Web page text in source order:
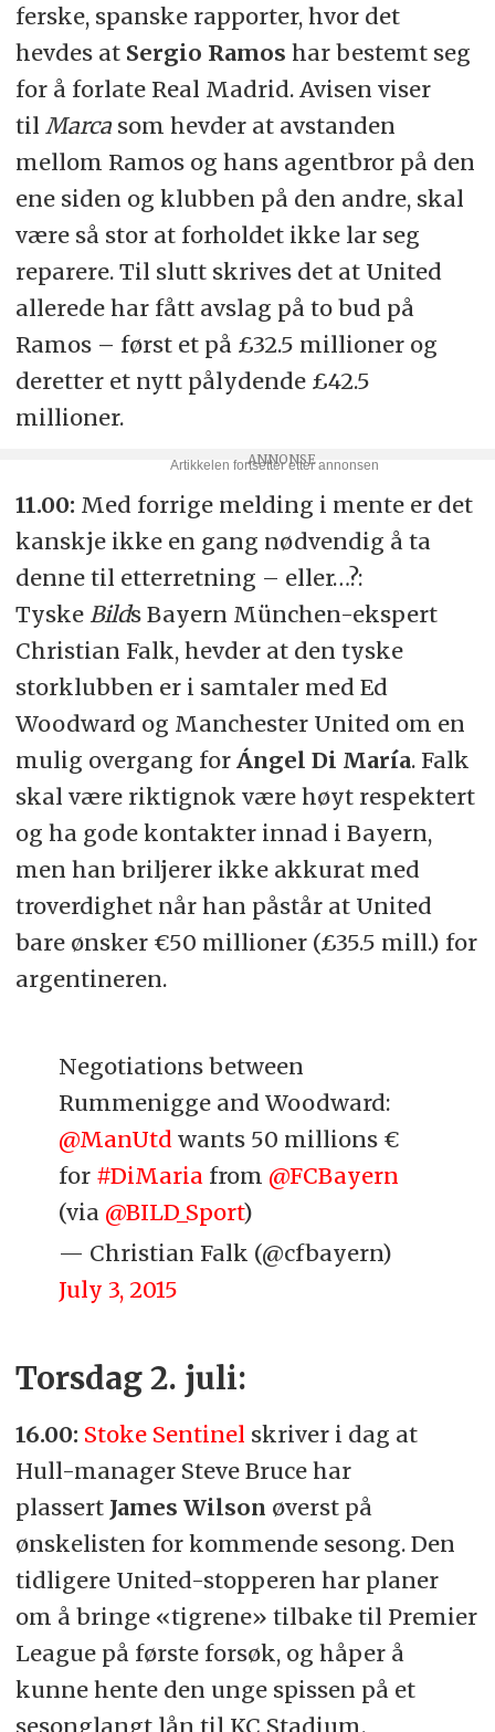
ferske, spanske rapporter, hvor det
hevdes at Sergio Ramos har bestemt seg
for å forlate Real Madrid. Avisen viser
til Marcasom hevder at avstanden
mellom Ramos og hans agentbror på den
ene siden og klubben på den andre, skal
være så stor at forholdet ikke lar seg
reparere. Til slutt skrives det at United
allerede har fått avslag på to bud på
Ramos – først et på £32.5 millioner og
deretter et nytt pålydende £42.5
millioner.
11.00: Med forrige melding i mente er det
kanskje ikke en gang nødvendig å ta
denne til etterretning – eller…?:
Tyske Bilds Bayern München-ekspert
Christian Falk, hevder at den tyske
storklubben er i samtaler med Ed
Woodward og Manchester United om en
mulig overgang for Ángel Di María. Falk
skal være riktignok være høyt respektert
og ha gode kontakter innad i Bayern,
men han briljerer ikke akkurat med
troverdighet når han påstår at United
bare ønsker €50 millioner (£35.5 mill.) for
argentineren.
Negotiations between
Rummenigge and Woodward:
@ManUtd wants 50 millions €
for #DiMaria from @FCBayern
(via @BILD_Sport)
— Christian Falk (@cfbayern)
July 3, 2015
Torsdag 2. juli:
16.00: Stoke Sentinel skriver i dag at
Hull-manager Steve Bruce har
plassert James Wilson øverst på
ønskelisten for kommende sesong. Den
tidligere United-stopperen har planer
om å bringe «tigrene» tilbake til Premier
League på første forsøk, og håper å
kunne hente den unge spissen på et
sesonglangt lån til KC Stadium.